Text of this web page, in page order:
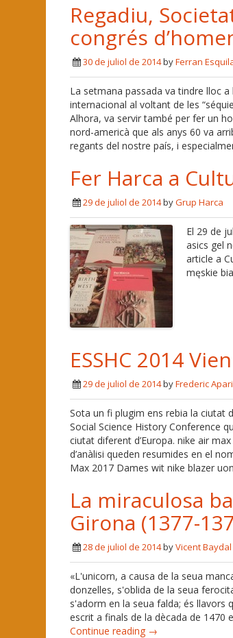
Regadiu,
congrés
30 de juliol de 2014byFerran
La setmana passada va tindre lloc
internacional al voltant de les
Alhora, va servir també per fer un
nord-americà que als anys 60 va
regants del nostre país, i
Fer Harca a
29 de juliol de 2014byGrup Harca
El 29 de
asics gel
article a
męskie
ESSHC 2014
29 de juliol de 2014byFrederic
Sota un fi plugim ens rebia la ciutat
Social Science History Conference
ciutat diferent d’Europa. nike air
d’anàlisi queden resumides en el
Max 2017 Dames wit nike blazer
La miraculosa
Girona (1377-
28 de juliol de 2014byVicent Baydal
«L'unicorn, a causa de la seua
donzelles, s'oblida de la seua
s'adorm en la seua falda; és llavors
escrit a finals de la dècada de 1470
Continue reading →